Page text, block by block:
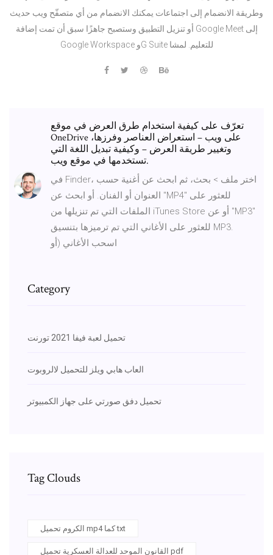
وطريقة الانضمام إلى اجتماعات يمكنك الانضمام من أي متصفّح ويب حديث
أو تنزيل التطبيق وستصبح جاهزًا سبق أن تمت إضافة Google Meet إلى
Google Workspace وG Suite للتعليم. لمشا
تعرّف على كيفية استخدام طرق العرض في موقع
OneDrive على ويب – استعراض العناصر وفرزها،
وتغيير طريقة العرض – وكيفية تبديل اللغة التي
تستخدمها في موقع ويب.
في Finder، اختر ملف > بحث، ثم ابحث عن أغنية حسب
العنوان أو الفنان. أو ابحث عن "MP4" للعثور على
الملفات التي تم تنزيلها من iTunes Store أو عن "MP3"
للعثور على الأغاني التي تم ترميزها بتنسيق MP3.
اسحب الأغاني (أو
Category
تحميل لعبة فيفا 2021 تورنت
العاب هابي ويلز للتحميل لالروبوت
تحميل دفق صورتي على جهاز الكمبيوتر
Tag Clouds
الكروم تحميل mp4 كما txt
القانون الموحد للعدالة العسكرية تحميل pdf